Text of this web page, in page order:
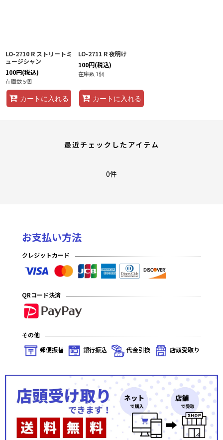
LO-2710 R ストリートミ
ュージシャン
100円(税込)
在庫数 5個
カートに入れる
LO-2711 R 夜明け
100円(税込)
在庫数 1個
カートに入れる
最近チェックしたアイテム
0件
お支払い方法
クレジットカード
QRコード決済
その他
郵便振替
銀行振込 代金引換 店頭受取り